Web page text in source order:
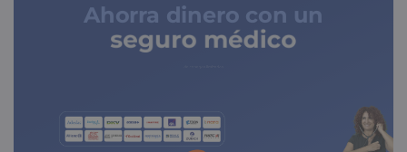
Ahorra dinero con un
seguro médico